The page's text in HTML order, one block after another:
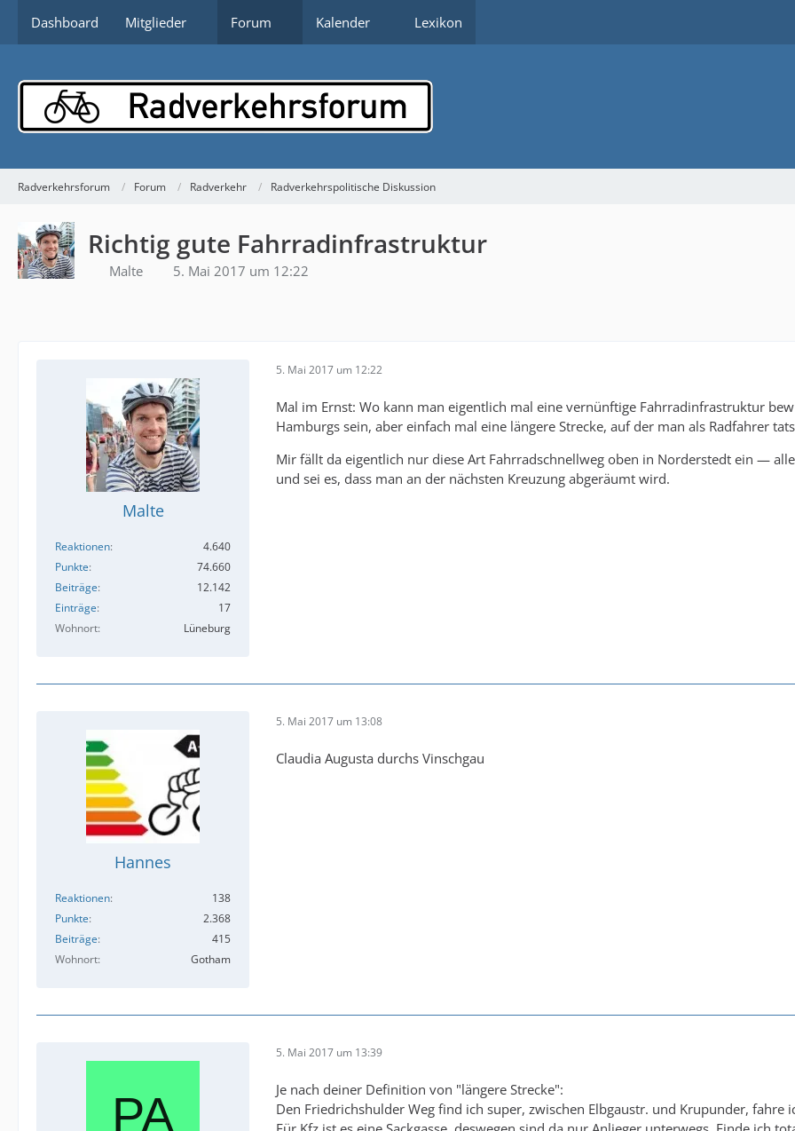
Dashboard Mitglieder Forum Kalender Lexikon
Radverkehrsforum Forum Radverkehr Radverkehrspolitische Diskussion
Richtig gute Fahrradinfrastruktur
Malte 5. Mai 2017 um 12:22
Malte
Reaktionen
4.640
Punkte
74.660
Beiträge
12.142
Einträge
17
Wohnort
Lüneburg
5. Mai 2017 um 12:22
Mal im Ernst: Wo kann man eigentlich mal eine vernünftige Fahrradinfrastruktur
Hamburgs sein, aber einfach mal eine längere Strecke, auf der man als Radfahrer
Mir fällt da eigentlich nur diese Art Fahrradschnellweg oben in Norderstedt ein —
und sei es, dass man an der nächsten Kreuzung abgeräumt wird.
Hannes
Reaktionen
138
Punkte
2.368
Beiträge
415
Wohnort
Gotham
5. Mai 2017 um 13:08
Claudia Augusta durchs Vinschgau
5. Mai 2017 um 13:39
Je nach deiner Definition von "längere Strecke":
Den Friedrichshulder Weg find ich super, zwischen Elbgaustr. und Krupunder, fahre